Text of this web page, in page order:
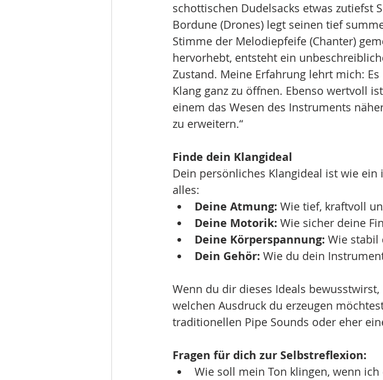
schottischen Dudelsacks etwas zutiefst
Bordune (Drones) legt seinen tief
Stimme der Melodiepfeife (Chanter)
hervorhebt, entsteht ein
Zustand. Meine Erfahrung lehrt mich:
Klang ganz zu öffnen. Ebenso wertvoll
einem das Wesen des Instruments
zu erweitern.“
Finde dein Klangideal
Dein persönliches Klangideal ist wie
alles:
Deine Atmung: Wie tief, kraftvoll
Deine Motorik: Wie sicher deine
Deine Körperspannung: Wie stabil
Dein Gehör: Wie du dein
Wenn du dir dieses Ideals
welchen Ausdruck du erzeugen
traditionellen Pipe Sounds oder eher
Fragen für dich zur Selbstreflexion:
Wie soll mein Ton klingen, wenn ich